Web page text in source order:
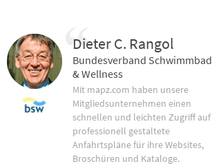
Dieter C. Rangol
Bundesverband Schwimmbad
& Wellness
Mit mapz.com haben unsere
Mitgliedsunternehmen einen
schnellen und leichten Zugriff auf
professionell gestaltete
Anfahrtspläne für ihre Websites,
Broschüren und Kataloge.